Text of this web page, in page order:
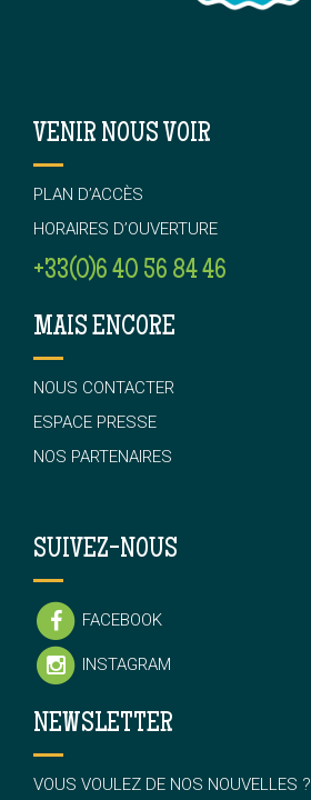
VENIR NOUS VOIR
PLAN D’ACCÈS
HORAIRES D’OUVERTURE
+33(0)6 40 56 84 46
MAIS ENCORE
NOUS CONTACTER
ESPACE PRESSE
NOS PARTENAIRES
SUIVEZ-NOUS
FACEBOOK
INSTAGRAM
NEWSLETTER
VOUS VOULEZ DE NOS NOUVELLES ?